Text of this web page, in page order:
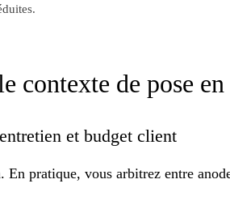
contexte de pose
et budget client
En pratique, vous arbitrez entre